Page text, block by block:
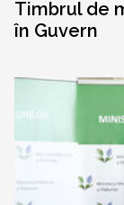
Timbrul de
în Guvern